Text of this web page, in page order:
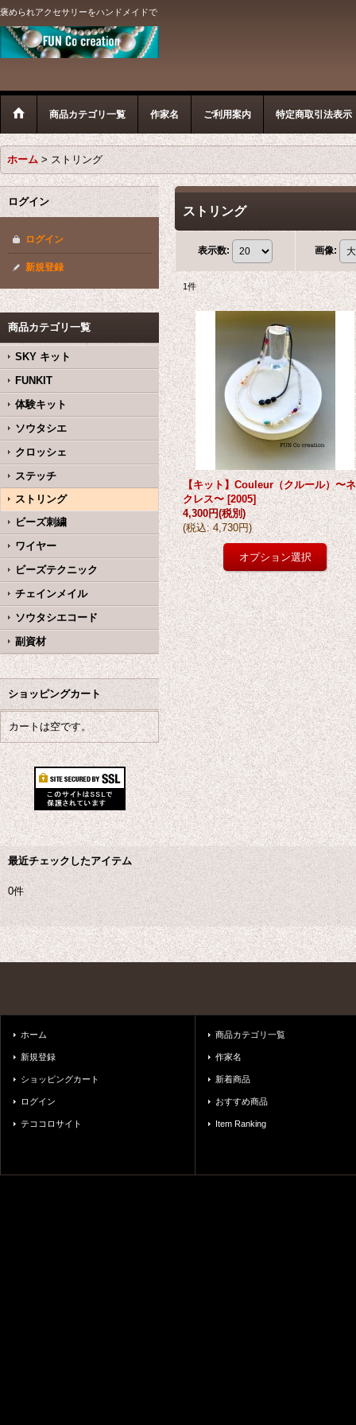
褒められアクセサリーをハンドメイドで
商品カテゴリ一覧 作家名 ご利用案内 特定商取引法表示
ホーム > ストリング
ログイン
ログイン
新規登録
商品カテゴリ一覧
SKY キット
FUNKIT
体験キット
ソウタシエ
クロッシェ
ステッチ
ストリング
ビーズ刺繍
ワイヤー
ビーズテクニック
チェインメイル
ソウタシエコード
副資材
ショッピングカート
カートは空です。
ストリング
表示数: 画像:
1件
【キット】Couleur（クルール）〜
クレス〜 [2005]
4,300円(税別)
(税込: 4,730円)
最近チェックしたアイテム
0件
ホーム
新規登録
ショッピングカート
ログイン
テココロサイト
商品カテゴリ一覧
作家名
新着商品
おすすめ商品
Item Ranking